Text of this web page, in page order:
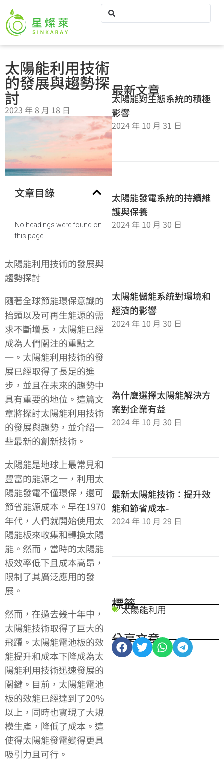
太陽能利用技術
的發展與趨勢探
討
2023 年 8 月 18 日
文章目錄
No headings were found on
this page.
太陽能利用技術的發展與
趨勢探討
隨著全球節能環保意識的
抬頭以及可再生能源的需
求不斷增長，太陽能已經
成為人們關注的重點之
一。太陽能利用技術的發
展已經取得了長足的進
步，並且在未來的趨勢中
具有重要的地位。這篇文
章將探討太陽能利用技術
的發展與趨勢，並介紹一
些最新的創新技術。
太陽能是地球上最常見和
豐富的能源之一，利用太
陽能發電不僅環保，還可
節省能源成本。早在1970
年代，人們就開始使用太
陽能板來收集和轉換太陽
能。然而，當時的太陽能
板效率低下且成本高昂，
限制了其廣泛應用的發
展。
然而，在過去幾十年中，
太陽能技術取得了巨大的
飛躍。太陽能電池板的效
能提升和成本下降成為太
陽能利用技術迅速發展的
關鍵。目前，太陽能電池
板的效能已經達到了20%
以上，同時也實現了大規
模生產，降低了成本。這
使得太陽能發電變得更具
吸引力且可行。
最新文章
太陽能對生態系統的積極
影響
2024 年 10 月 31 日
太陽能發電系統的持續維
護與保養
2024 年 10 月 30 日
太陽能儲能系統對環境和
經濟的影響
2024 年 10 月 30 日
為什麼選擇太陽能解決方
案對企業有益
2024 年 10 月 30 日
最新太陽能技術：提升效
能和節省成本-
2024 年 10 月 29 日
標籤
太陽能利用
分享文章